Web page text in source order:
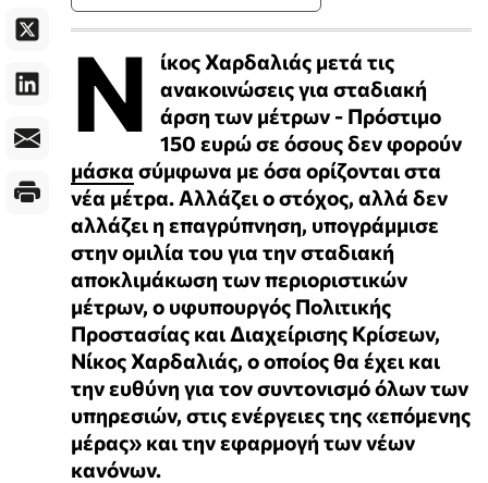
Ν
ίκος Χαρδαλιάς μετά τις
ανακοινώσεις για σταδιακή
άρση των μέτρων - Πρόστιμο
150 ευρώ σε όσους δεν φορούν
μάσκα σύμφωνα με όσα ορίζονται στα
νέα μέτρα. Αλλάζει ο στόχος, αλλά δεν
αλλάζει η επαγρύπνηση, υπογράμμισε
στην ομιλία του για την σταδιακή
αποκλιμάκωση των περιοριστικών
μέτρων, ο υφυπουργός Πολιτικής
Προστασίας και Διαχείρισης Κρίσεων,
Νίκος Χαρδαλιάς, ο οποίος θα έχει και
την ευθύνη για τον συντονισμό όλων των
υπηρεσιών, στις ενέργειες της «επόμενης
μέρας» και την εφαρμογή των νέων
κανόνων.